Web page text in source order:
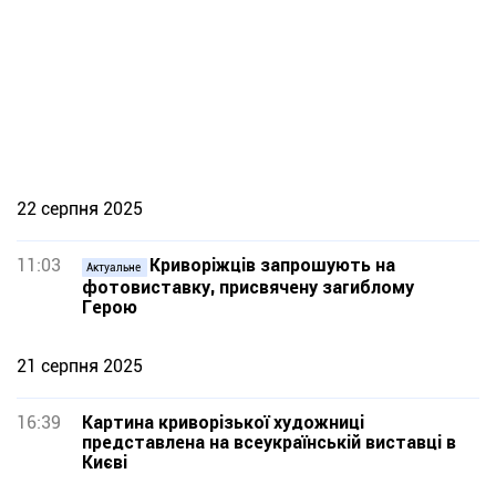
22 серпня 2025
11:03 Актуальне
Криворіжців запрошують на
фотовиставку, присвячену загиблому
Герою
21 серпня 2025
16:39
Картина криворізької художниці
представлена на всеукраїнській виставці в
Києві